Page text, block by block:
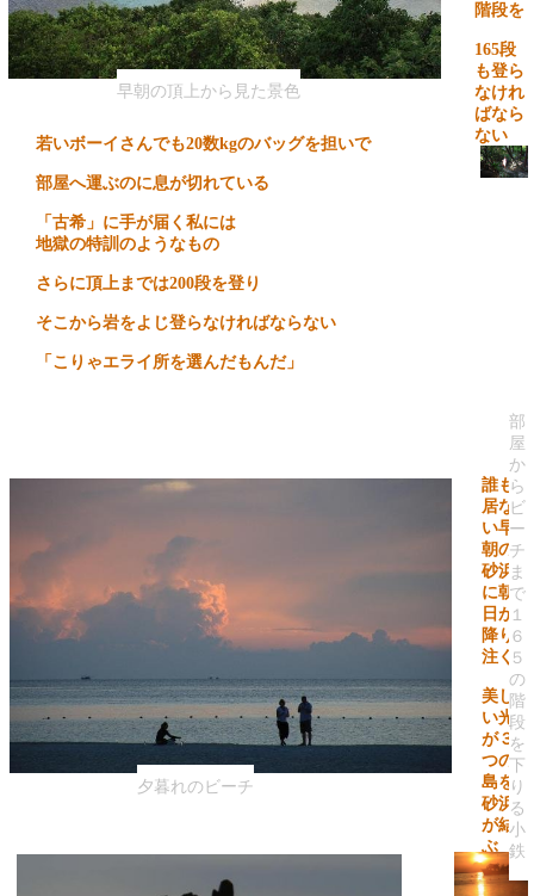
夕暮れのビーチ
部
屋
か
ら
ビ
ー
チ
ま
で
１
６
５
の
階
段
を
下
り
る
小
鉄
早朝の頂上から見た景色
誰も
居な
い早
朝の
砂浜
に朝
日が
降り
注ぐ
美し
い光
が３
つの
島を
砂浜
が結
ぶ
夕日
若いボーイさんでも20数kgのバッグを担いで
部屋へ運ぶのに息が切れている
「古希」に手が届く私には
地獄の特訓のようなもの
さらに頂上までは200段を登り
そこから岩をよじ登らなければならない
「こりゃエライ所を選んだもんだ」
階段を
165段
も登ら
なけれ
ばなら
ない